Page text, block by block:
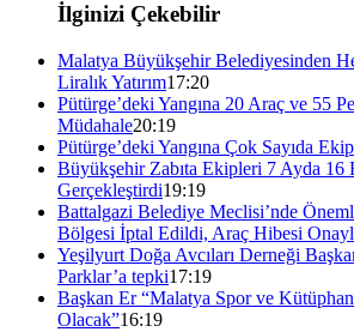
İlginizi Çekebilir
Malatya Büyükşehir Belediyesinden
Liralık Yatırım17:20
Pütürge’deki Yangına 20 Araç ve 55
Müdahale20:19
Pütürge’deki Yangına Çok Sayıda
Büyükşehir Zabıta Ekipleri 7 Ayda 16
Gerçekleştirdi19:19
Battalgazi Belediye Meclisi’nde
Bölgesi İptal Edildi, Araç Hibesi
Yeşilyurt Doğa Avcıları Derneği
Parklar’a tepki17:19
Başkan Er “Malatya Spor ve
Olacak”16:19